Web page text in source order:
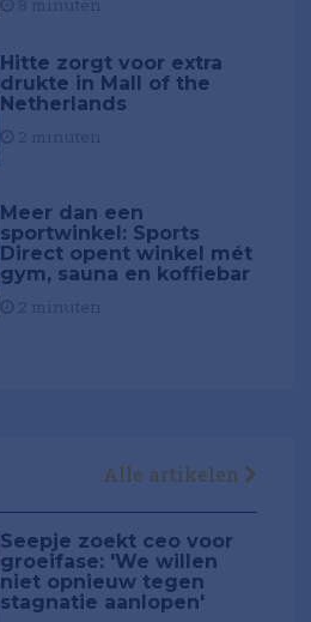
Hitte zorgt voor extra
drukte in Mall of the
Netherlands
Meer dan een
sportwinkel: Sports
Direct opent winkel mét
gym, sauna en koffiebar
Alle artikelen
Seepje zoekt ceo voor
groeifase: 'We willen
niet opnieuw tegen
stagnatie aanlopen'